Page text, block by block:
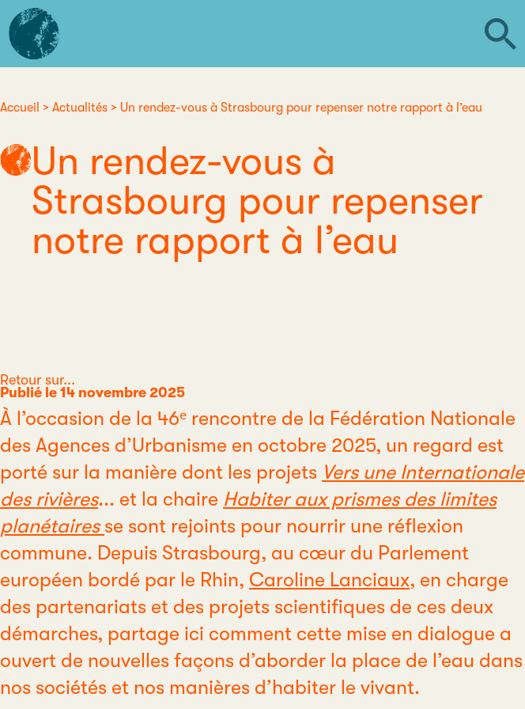
Aller
au
contenu
principal
L'institut
d'études
avancées
d'Ariane
Accueil Actualités Un rendez-vous à Strasbourg pour repenser notre rapport à l’eau
Un rendez-vous à
Strasbourg pour repenser
notre rapport à l’eau
Publié le 14 novembre 2025
Catégorie
Retour sur...
À l’occasion de la 46ᵉ rencontre de la Fédération Nationale
des Agences d’Urbanisme en octobre 2025, un regard est
porté sur la manière dont les projets Vers une Internationale
des rivières... et la chaire Habiter aux prismes des limites
planétaires se sont rejoints pour nourrir une réflexion
commune. Depuis Strasbourg, au cœur du Parlement
européen bordé par le Rhin, Caroline Lanciaux, en charge
des partenariats et des projets scientifiques de ces deux
démarches, partage ici comment cette mise en dialogue a
ouvert de nouvelles façons d’aborder la place de l’eau dans
nos sociétés et nos manières d’habiter le vivant.